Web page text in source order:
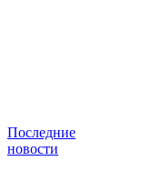
Последние
новости